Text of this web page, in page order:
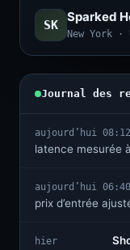
SK
Sparked
New York ·
Journal des
aujourd’hui 08:12
latence mesurée
aujourd’hui 06:40
prix d’entrée
hier